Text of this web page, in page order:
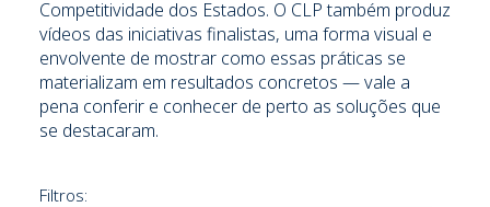
Competitividade dos Estados. O CLP também produz
vídeos das iniciativas finalistas, uma forma visual e
envolvente de mostrar como essas práticas se
materializam em resultados concretos — vale a
pena conferir e conhecer de perto as soluções que
se destacaram.
Filtros: